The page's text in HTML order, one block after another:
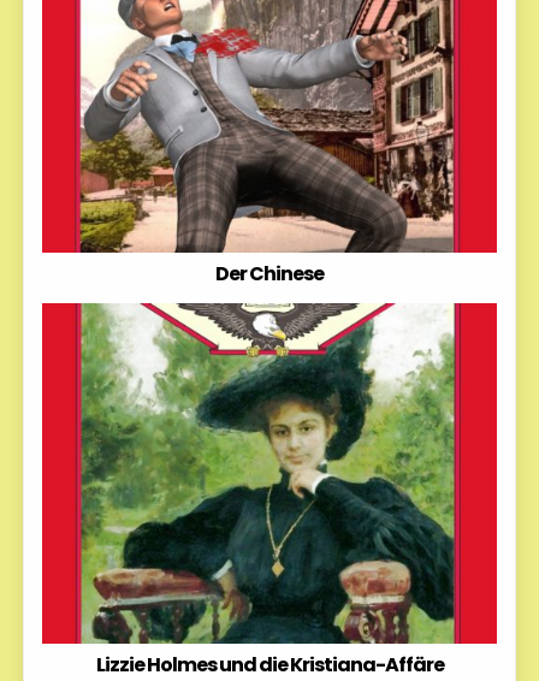
Der Chinese
Lizzie Holmes und die Kristiana-Affäre